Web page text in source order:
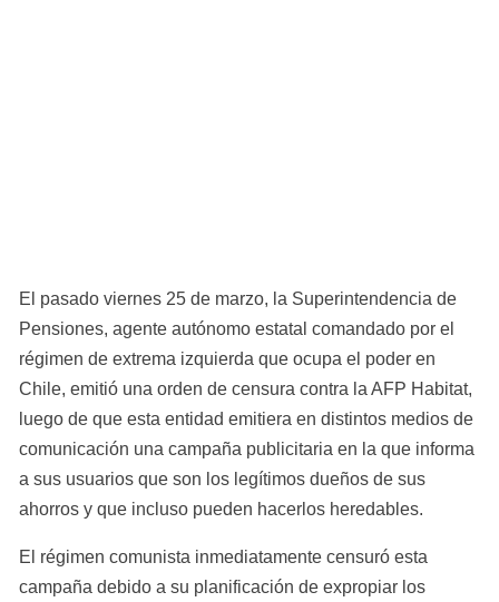
El pasado viernes 25 de marzo, la Superintendencia de
Pensiones, agente autónomo estatal comandado por el
régimen de extrema izquierda que ocupa el poder en
Chile, emitió una orden de censura contra la AFP Habitat,
luego de que esta entidad emitiera en distintos medios de
comunicación una campaña publicitaria en la que informa
a sus usuarios que son los legítimos dueños de sus
ahorros y que incluso pueden hacerlos heredables.
El régimen comunista inmediatamente censuró esta
campaña debido a su planificación de expropiar los